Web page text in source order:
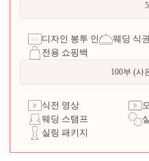
디자인 봉투 인쇄 웨딩 식권
전용 쇼핑백
100부 (사
식전 영상
웨딩 스탬프
실링 패키지